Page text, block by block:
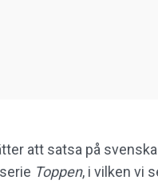
att satsa på
Toppen, i vilken vi